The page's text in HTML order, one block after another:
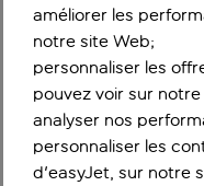
améliorer les
notre site Web;
personnaliser les
pouvez voir sur
analyser nos
personnaliser les
d'easyJet, sur notre